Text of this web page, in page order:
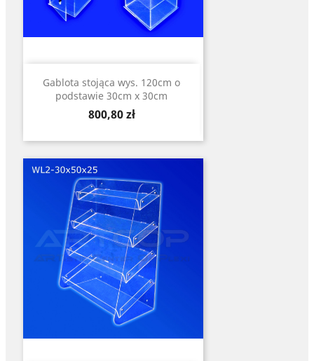
Gablota stojąca wys. 120cm o
podstawie 30cm x 30cm
Cena
800,80 zł